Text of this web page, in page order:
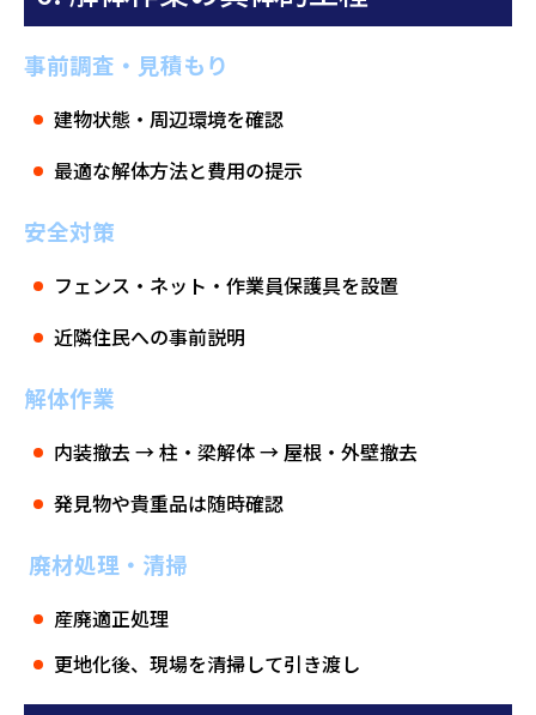
事前調査・見積もり
建物状態・周辺環境を確認
最適な解体方法と費用の提示
安全対策
フェンス・ネット・作業員保護具を設置
近隣住民への事前説明
解体作業
内装撤去 → 柱・梁解体 → 屋根・外壁撤去
発見物や貴重品は随時確認
廃材処理・清掃
産廃適正処理
更地化後、現場を清掃して引き渡し